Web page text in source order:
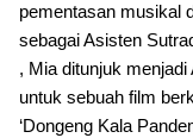
pementasan musikal
sebagai Asisten
, Mia ditunjuk
untuk sebuah film
‘Dongeng Kala